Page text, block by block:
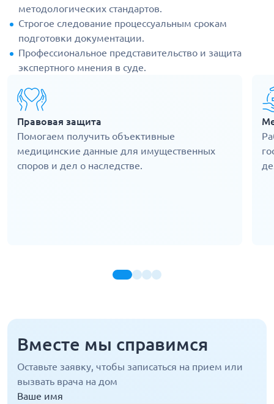
методологических стандартов.
Строгое следование процессуальным срокам
подготовки документации.
Профессиональное представительство и защита
экспертного мнения в суде.
Правовая защита
Помогаем получить объективные
медицинские данные для имущественных
споров и дел о наследстве.
Вместе мы справимся
Оставьте заявку, чтобы записаться на прием или
вызвать врача на дом
Ваше имя